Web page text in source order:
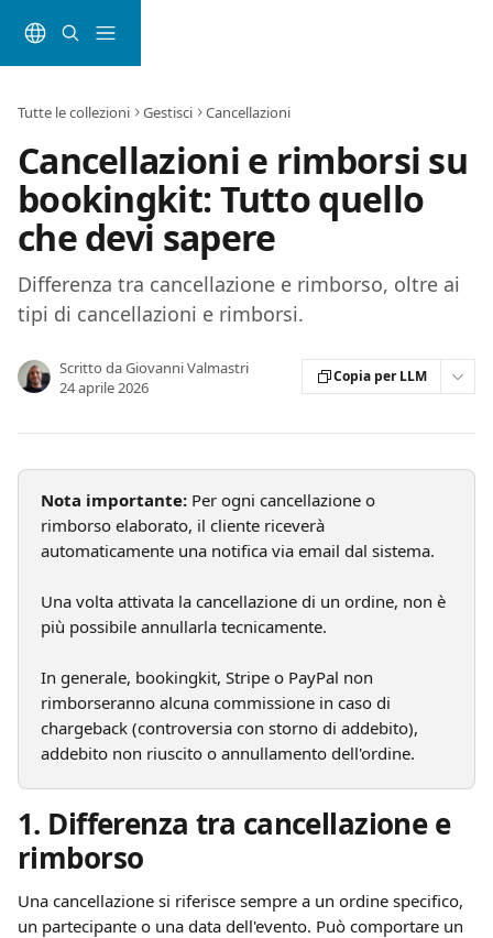
Tutte le collezioni Gestisci Cancellazioni
Cancellazioni e rimborsi su
bookingkit: Tutto quello
che devi sapere
Differenza tra cancellazione e rimborso, oltre ai
tipi di cancellazioni e rimborsi.
Scritto daGiovanni Valmastri
24 aprile 2026
Copia per LLM
Nota importante: Per ogni cancellazione o
rimborso elaborato, il cliente riceverà
automaticamente una notifica via email dal sistema.
Una volta attivata la cancellazione di un ordine, non è
più possibile annullarla tecnicamente.
In generale, bookingkit, Stripe o PayPal non
rimborseranno alcuna commissione in caso di
chargeback (controversia con storno di addebito),
addebito non riuscito o annullamento dell'ordine.
1. Differenza tra cancellazione e
rimborso
Una cancellazione si riferisce sempre a un ordine specifico,
un partecipante o una data dell'evento. Può comportare un